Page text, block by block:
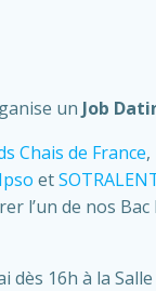
un Job
Chais de France,
et
l’un de nos
16h à la